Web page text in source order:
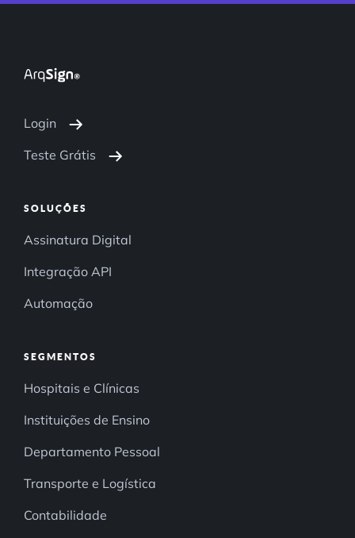
Login
Teste Grátis
SOLUÇÕES
Assinatura Digital
Integração API
Automação
SEGMENTOS
Hospitais e Clínicas
Instituições de Ensino
Departamento Pessoal
Transporte e Logística
Contabilidade